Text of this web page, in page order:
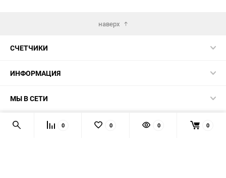
наверх
СЧЕТЧИКИ
ИНФОРМАЦИЯ
МЫ В СЕТИ
КОНТАКТЫ 0 0 0 0